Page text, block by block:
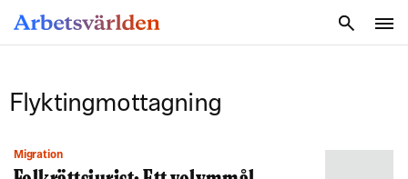
Flyktingmottagning
Migration